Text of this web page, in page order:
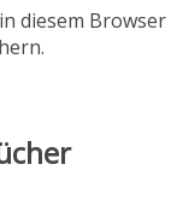
diesem Browser